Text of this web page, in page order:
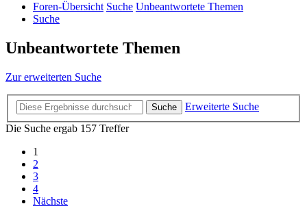
Foren-Übersicht Suche Unbeantwortete Themen
Suche
Unbeantwortete Themen
Zur erweiterten Suche
Suche
Erweiterte Suche
Die Suche ergab 157 Treffer
1
2
3
4
Nächste